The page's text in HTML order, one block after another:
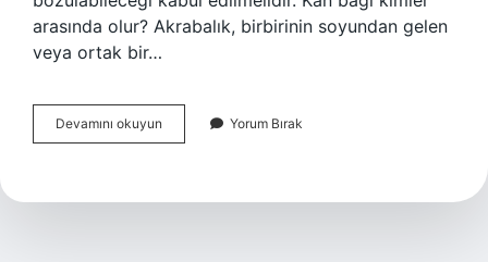
arasında olur? Akrabalık, birbirinin soyundan gelen
veya ortak bir…
Devamını okuyun
Bağı
Yorum Bırak